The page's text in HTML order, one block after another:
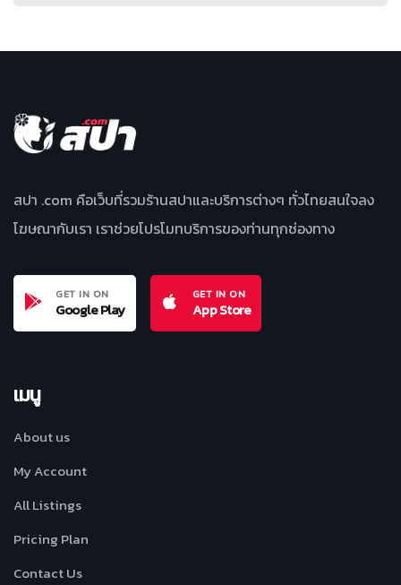
สปา .com คือเว็บที่รวมร้านสปาและบริการต่างๆ ทั่วไทยสนใจลง
โฆษณากับเรา เราช่วยโปรโมทบริการของท่านทุกช่องทาง
GET IN ON
Google Play
GET IN ON
App Store
เมนู
About us
My Account
All Listings
Pricing Plan
Contact Us